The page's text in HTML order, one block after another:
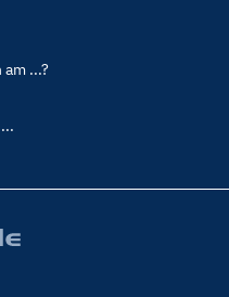
am ...?